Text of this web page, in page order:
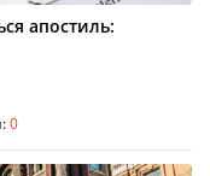
апостиль:
0